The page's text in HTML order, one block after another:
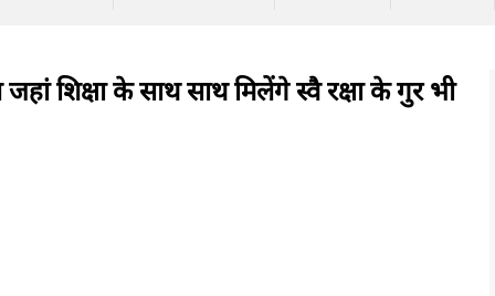
शिक्षा के साथ साथ मिलेंगे स्वै रक्षा के गुर भी